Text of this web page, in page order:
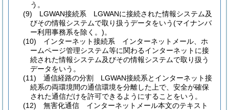
う。
(9)
LGWAN接続系 LGWANに接続された情報システム及
びその情報システムで取り扱うデータをいう(マイナンバ
ー利用事務系を除く。)。
(10)
インターネット接続系 インターネットメール、ホ
ームページ管理システム等に関わるインターネットに接
続された情報システム及びその情報システムで取り扱う
データをいう。
(11)
通信経路の分割 LGWAN接続系とインターネット接
続系の両環境間の通信環境を分離した上で、安全が確保
された通信だけを許可できるようにすることをいう。
(12)
無害化通信 インターネットメール本文のテキスト